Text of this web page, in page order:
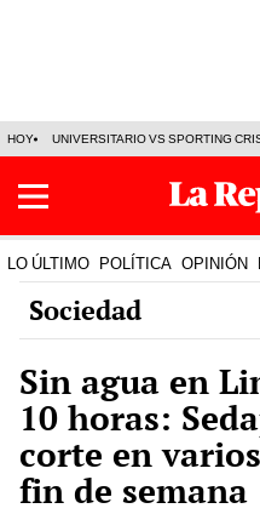
HOY UNIVERSITARIO VS SPORTING
LO ÚLTIMO POLÍTICA OPINIÓN
Sociedad
Sin agua en
10 horas:
corte en
fin de semana